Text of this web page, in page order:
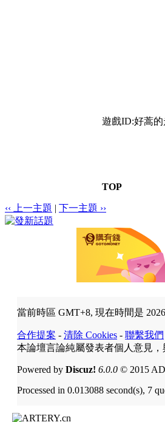
遊戲ID:好蒿
TOP
‹‹ 上一主題 | 下一主題 ››
當前時區 GMT+8, 現在時間是
合作提案 - 清除 Cookies - 聯繫我們
本論壇言論純屬發表者個人意見
Powered by Discuz! 6.0.0 © 2015
Processed in 0.013088 second(s), 7